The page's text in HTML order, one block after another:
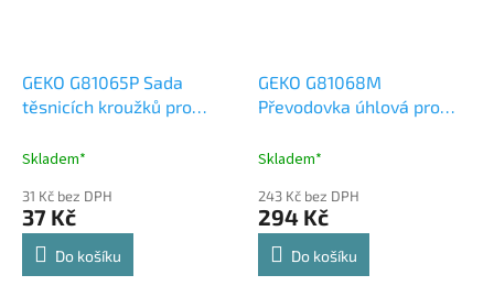
GEKO G81065P Sada
těsnicích kroužků pro
Skladem*
31 Kč bez DPH
37 Kč
Do košíku
GEKO G81068M
Převodovka úhlová pro
- náhradní díl
Skladem*
243 Kč bez DPH
294 Kč
Do košíku